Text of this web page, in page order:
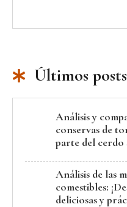
Últimos posts
Análisis y
conservas de
parte del cerdo
Análisis de las
comestibles:
deliciosas y